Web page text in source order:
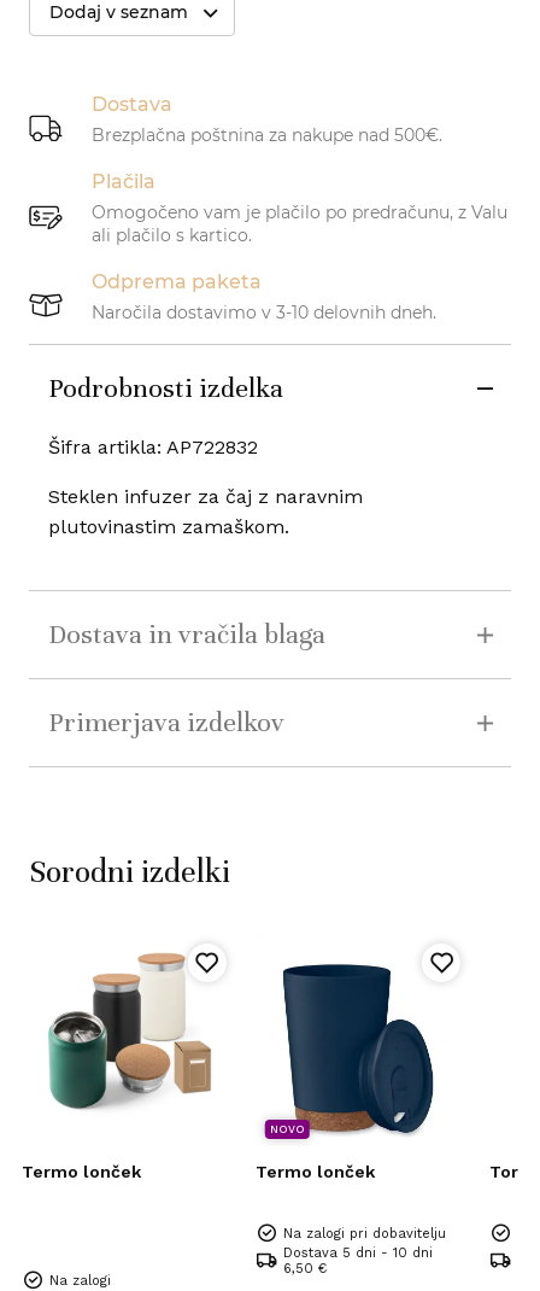
Dodaj v seznam
Dostava
Brezplačna poštnina za nakupe nad 500€.
Plačila
Omogočeno vam je plačilo po predračunu, z Valu
ali plačilo s kartico.
Odprema paketa
Naročila dostavimo v 3-10 delovnih dneh.
Podrobnosti izdelka
Šifra artikla: AP722832
Steklen infuzer za čaj z naravnim
plutovinastim zamaškom.
Dostava in vračila blaga
Primerjava izdelkov
Sorodni izdelki
Termo lonček
Na zalogi
NOVO
Termo lonček
Na zalogi pri dobavitelju
Dostava 5 dni - 10 dni
6,50 €